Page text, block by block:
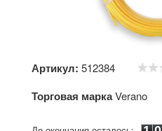
Артикул: 512384
Торговая маркаVerano